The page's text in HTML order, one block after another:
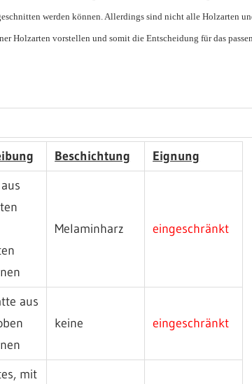
werden können. Allerdings sind nicht alle Holzarten
Holzarten vorstellen und somit die Entscheidung für das
Beschichtung Eignung
Melaminharz eingeschränkt
aus
keine eingeschränkt
mit